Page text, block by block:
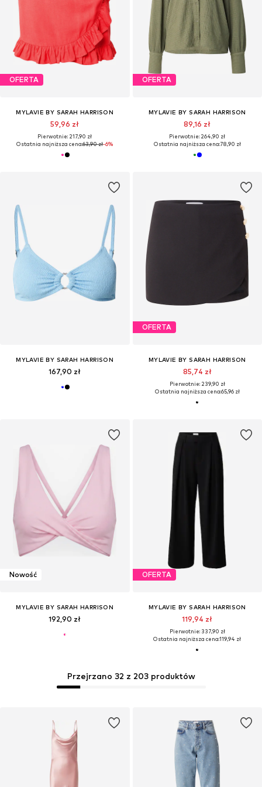
OFERTA
MYLAVIE BY SARAH HARRISON
59,96 zł
Pierwotnie: 217,90 zł
Ostatnia najniższa cena:63,90 zł-6%
OFERTA
MYLAVIE BY SARAH HARRISON
89,16 zł
Pierwotnie: 264,90 zł
Ostatnia najniższa cena:78,90 zł
Przejrzano 32 z 203 produktów
MYLAVIE BY SARAH HARRISON
167,90 zł
OFERTA
MYLAVIE BY SARAH HARRISON
85,74 zł
Pierwotnie: 239,90 zł
Ostatnia najniższa cena:65,96 zł
Nowość
MYLAVIE BY SARAH HARRISON
192,90 zł
OFERTA
MYLAVIE BY SARAH HARRISON
119,94 zł
Pierwotnie: 337,90 zł
Ostatnia najniższa cena:119,94 zł